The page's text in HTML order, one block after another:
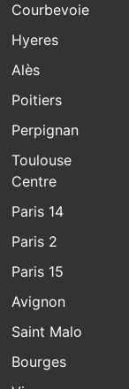
Courbevoie
Hyeres
Alès
Poitiers
Perpignan
Toulouse
Centre
Paris 14
Paris 2
Paris 15
Avignon
Saint Malo
Bourges